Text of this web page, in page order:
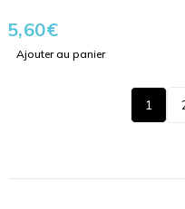
5,60€
Ajouter au panier
1